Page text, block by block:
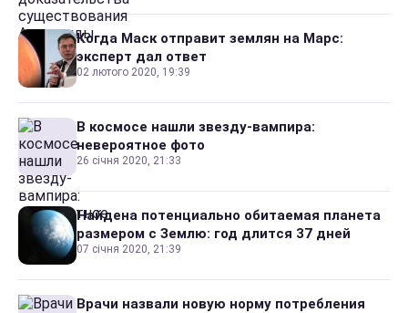
Когда Маск отправит землян на Марс:
эксперт дал ответ
02 лютого 2020, 19:39
В космосе нашли звезду-вампира:
невероятное фото
26 січня 2020, 21:33
Найдена потенциально обитаемая планета
размером с Землю: год длится 37 дней
07 січня 2020, 21:39
Врачи назвали новую норму потребления